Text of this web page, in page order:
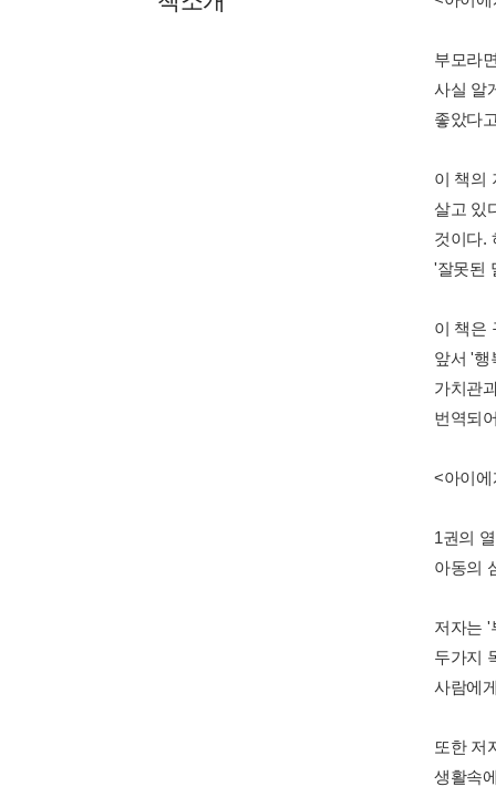
부모라
사실 알
좋았다
이 책의
살고 있
것이다.
'잘못된
이 책은
앞서 '행
가치관
번역되
<아이에
1권의
아동의
저자는 '
두가지
사람에
또한 저
생활속